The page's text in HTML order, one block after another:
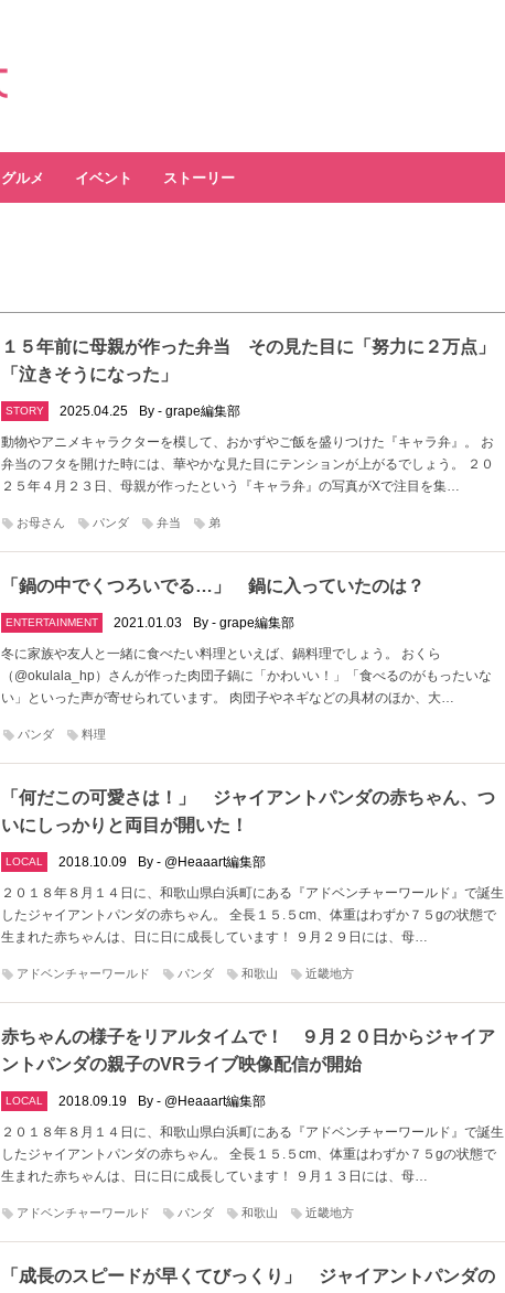
グルメ イベント ストーリー
１５年前に母親が作った弁当 その見た目に「努力に２万点」
「泣きそうになった」
STORY 2025.04.25
By - grape編集部
動物やアニメキャラクターを模して、おかずやご飯を盛りつけた『キャラ弁』。 お
弁当のフタを開けた時には、華やかな見た目にテンションが上がるでしょう。 ２０
２５年４月２３日、母親が作ったという『キャラ弁』の写真がXで注目を集…
お母さん パンダ 弁当 弟
「鍋の中でくつろいでる…」 鍋に入っていたのは？
ENTERTAINMENT 2021.01.03
By - grape編集部
冬に家族や友人と一緒に食べたい料理といえば、鍋料理でしょう。 おくら
（@okulala_hp）さんが作った肉団子鍋に「かわいい！」「食べるのがもったいな
い」といった声が寄せられています。 肉団子やネギなどの具材のほか、大…
パンダ 料理
「何だこの可愛さは！」 ジャイアントパンダの赤ちゃん、つ
いにしっかりと両目が開いた！
LOCAL 2018.10.09
By - @Heaaart編集部
２０１８年８月１４日に、和歌山県白浜町にある『アドベンチャーワールド』で誕生
したジャイアントパンダの赤ちゃん。 全長１５.５cm、体重はわずか７５gの状態で
生まれた赤ちゃんは、日に日に成長しています！ ９月２９日には、母…
アドベンチャーワールド パンダ 和歌山 近畿地方
赤ちゃんの様子をリアルタイムで！ ９月２０日からジャイア
ントパンダの親子のVRライブ映像配信が開始
LOCAL 2018.09.19
By - @Heaaart編集部
２０１８年８月１４日に、和歌山県白浜町にある『アドベンチャーワールド』で誕生
したジャイアントパンダの赤ちゃん。 全長１５.５cm、体重はわずか７５gの状態で
生まれた赤ちゃんは、日に日に成長しています！ ９月１３日には、母…
アドベンチャーワールド パンダ 和歌山 近畿地方
「成長のスピードが早くてびっくり」 ジャイアントパンダの